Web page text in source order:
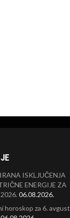
ISKLJUČENJA
ENERGIJE ZA
06.08.2026.
horoskop za 6. avgust